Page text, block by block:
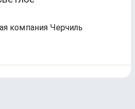
компания Черчиль